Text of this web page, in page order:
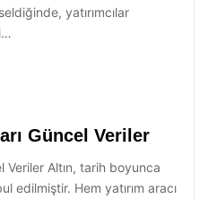
yatırımcılar
Güncel Veriler
Veriler Altın, tarih boyunca
edilmiştir. Hem yatırım aracı